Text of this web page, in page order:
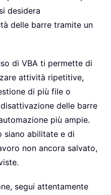
desidera
delle barre tramite un
di VBA ti permette di
attività ripetitive,
di più file o
delle barre
più ampie.
siano abilitate e di
non ancora salvato,
segui attentamente